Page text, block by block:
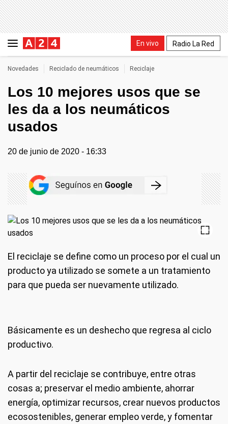
En vivo Radio La Red
Novedades Reciclado de neumáticos Reciclaje
Los 10 mejores usos que se
les da a los neumáticos
usados
20 de junio de 2020 - 16:33
El reciclaje se define como un proceso por el cual un
producto ya utilizado se somete a un tratamiento
para que pueda ser nuevamente utilizado.
Básicamente es un deshecho que regresa al ciclo
productivo.
A partir del reciclaje se contribuye, entre otras
cosas a; preservar el medio ambiente, ahorrar
energía, optimizar recursos, crear nuevos productos
ecosostenibles, generar empleo verde, y fomentar